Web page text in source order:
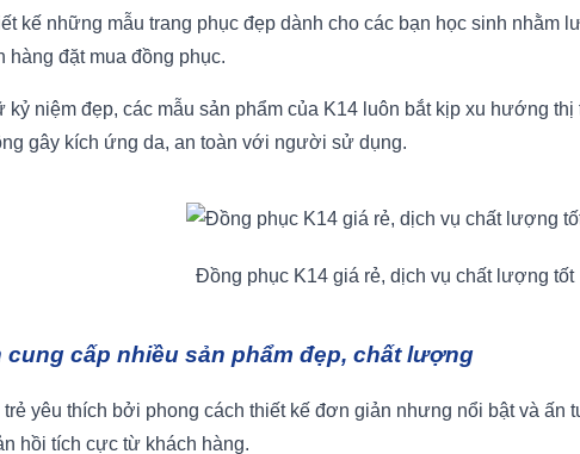
kế những mẫu trang phục đẹp dành cho các bạn học sinh nhằm
hàng đặt mua đồng phục.
niệm đẹp, các mẫu sản phẩm của K14 luôn bắt kịp xu hướng
gây kích ứng da, an toàn với người sử dụng.
Đồng phục K14 giá rẻ, dịch vụ chất lượng tốt
cấp nhiều sản phẩm đẹp, chất lượng
yêu thích bởi phong cách thiết kế đơn giản nhưng nổi bật và
hồi tích cực từ khách hàng.